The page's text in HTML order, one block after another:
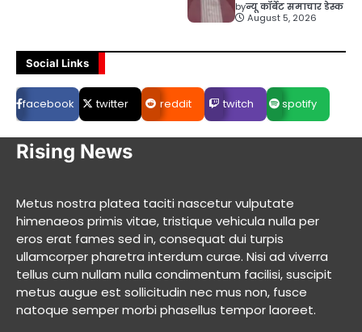
byन्यू कॉर्बेट समाचार डेस्क
August 5, 2026
Social Links
facebook twitter reddit twitch spotify
Rising News
Metus nostra platea taciti nascetur vulputate
himenaeos primis vitae, tristique vehicula nulla per
eros erat fames sed in, consequat dui turpis
ullamcorper pharetra interdum curae. Nisi ad viverra
tellus cum nullam nulla condimentum facilisi, suscipit
metus augue est sollicitudin nec mus non, fusce
natoque semper morbi phasellus tempor laoreet.